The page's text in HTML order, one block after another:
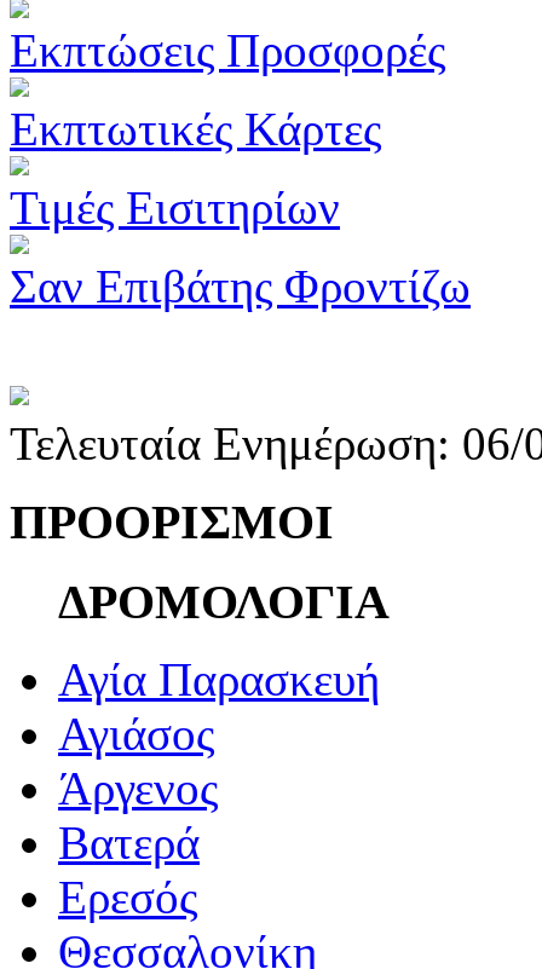
Εκπτώσεις Προσφορές
Εκπτωτικές Κάρτες
Τιμές Εισιτηρίων
Σαν Επιβάτης Φροντίζω
Τελευταία Ενημέρωση:
ΠΡΟΟΡΙΣΜΟΙ
ΔΡΟΜΟΛΟΓΙΑ
Αγία Παρασκευή
Αγιάσος
Άργενος
Βατερά
Ερεσός
Θεσσαλονίκη